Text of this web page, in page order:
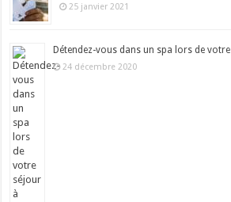
25 janvier 2021
Détendez-vous dans un spa lors de
24 décembre 2020